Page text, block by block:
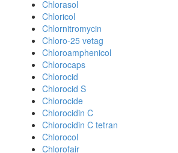
Chlorasol
Chloricol
Chlornitromycin
Chloro-25 vetag
Chloroamphenicol
Chlorocaps
Chlorocid
Chlorocid S
Chlorocide
Chlorocidin C
Chlorocidin C tetran
Chlorocol
Chlorofair